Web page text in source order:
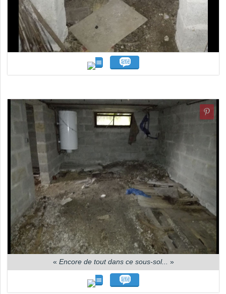
« Encore de tout dans ce sous-sol... »